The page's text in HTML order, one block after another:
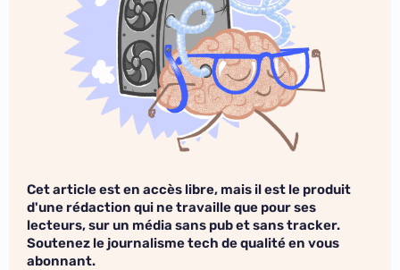
Cet article est en accès libre, mais il est le produit
d'une rédaction qui ne travaille que pour ses
lecteurs, sur un média sans pub et sans tracker.
Soutenez le journalisme tech de qualité en vous
abonnant.